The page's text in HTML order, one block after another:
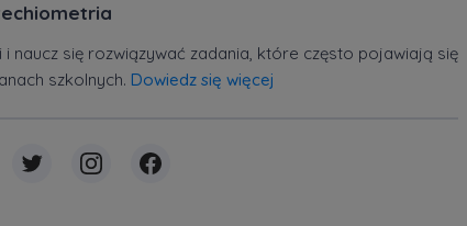
naucz się rozwiązywać zadania, które często pojawiają się
szkolnych. Dowiedz się więcej